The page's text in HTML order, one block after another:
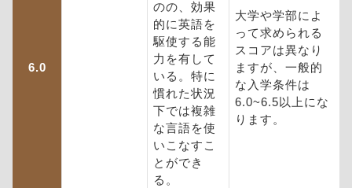
6.0
のの、効果
的に英語を
駆使する能
力を有して
いる。特に
慣れた状況
下では複雑
な言語を使
いこなすこ
とができ
る。
大学や学部によ
って求められる
スコアは異なり
ますが、一般的
な入学条件は
6.0~6.5以上にな
ります。